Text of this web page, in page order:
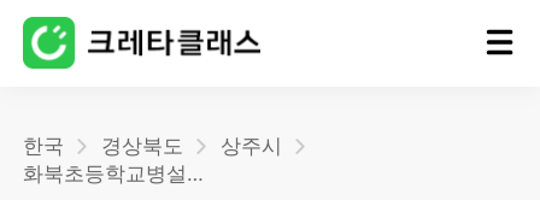
한국 경상북도
상주시
화북초등학교병설유치원